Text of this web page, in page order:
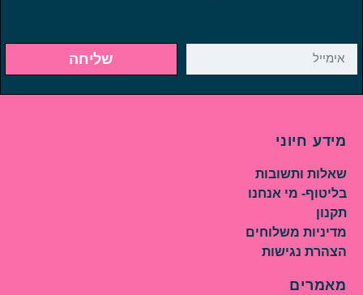
שליחה
מידע חיוני
שאלות ותשובות
בליטוף- מי אנחנו
תקנון
מדיניות משלוחים
הצהרת נגישות
מאמרים